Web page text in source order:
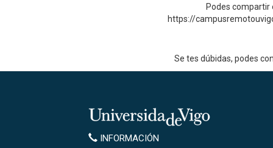
Podes compartir
https://
Se tes dúbidas, podes
Universidade
de
Información
INFORMACIÓN